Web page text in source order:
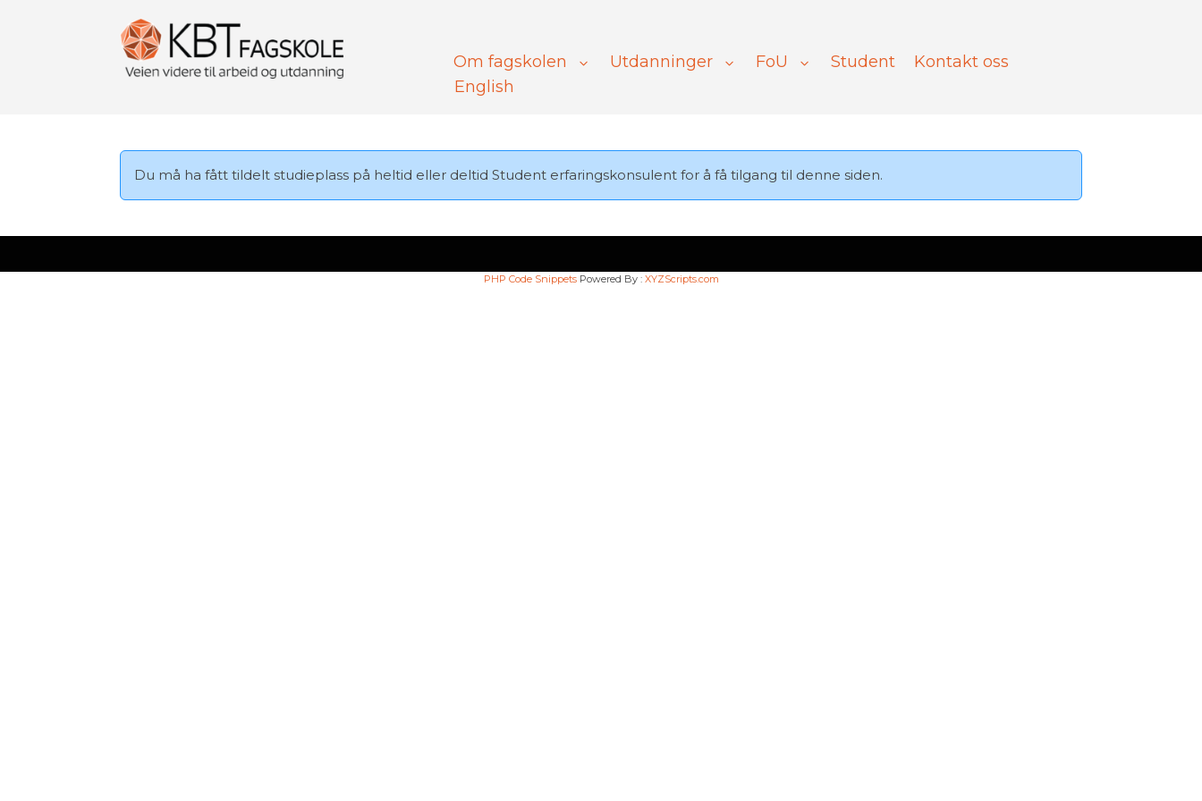
Om fagskolen Utdanninger FoU Student
Kontakt oss
English
Du må ha fått tildelt studieplass på heltid eller deltidStudent erfaringskonsulent for å få tilgang til denne siden.
PHP Code SnippetsPowered By : XYZScripts.com